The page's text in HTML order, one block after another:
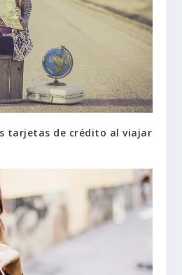
tarjetas de crédito al viajar